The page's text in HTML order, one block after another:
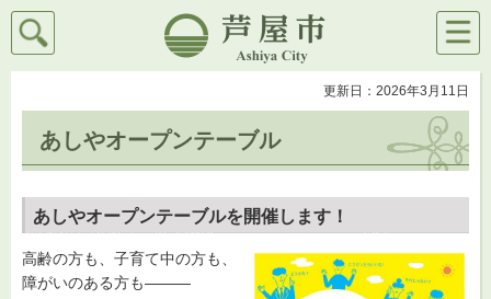
芦屋市
検索
メニ
ュー
更新日：2026年3月11日
あしやオープンテーブル
あしやオープンテーブルを開催します！
高齢の方も、子育て中の方も、
障がいのある方も―――